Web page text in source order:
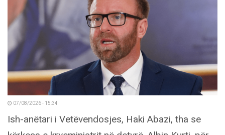
07/08/2026 - 15:34
Ish-anëtari i Vetëvendosjes, Haki Abazi, tha se